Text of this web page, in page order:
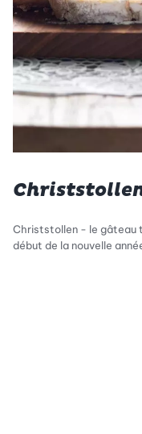
Christstollen - le gâteau
début de la nouvelle